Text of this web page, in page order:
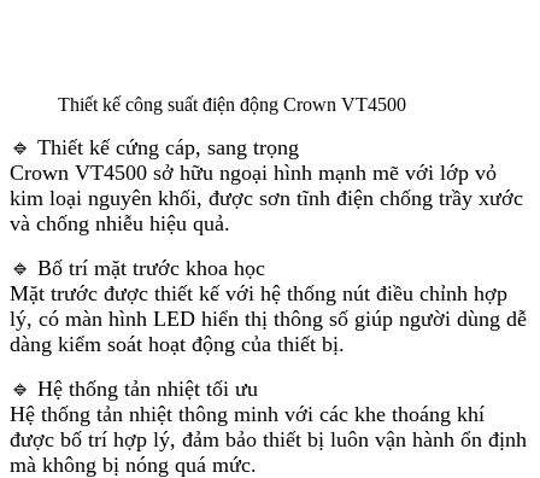
Thiết kế công suất điện động Crown VT4500
🔹 Thiết kế cứng cáp, sang trọng
Crown VT4500 sở hữu ngoại hình mạnh mẽ với lớp vỏ
kim loại nguyên khối, được sơn tĩnh điện chống trầy xước
và chống nhiễu hiệu quả.
🔹 Bố trí mặt trước khoa học
Mặt trước được thiết kế với hệ thống nút điều chỉnh hợp
lý, có màn hình LED hiển thị thông số giúp người dùng dễ
dàng kiểm soát hoạt động của thiết bị.
🔹 Hệ thống tản nhiệt tối ưu
Hệ thống tản nhiệt thông minh với các khe thoáng khí
được bố trí hợp lý, đảm bảo thiết bị luôn vận hành ổn định
mà không bị nóng quá mức.